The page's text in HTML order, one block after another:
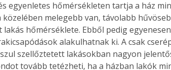
egyenletes hőmérsékleten tartja a ház
közelében melegebb van, távolabb
hőmérséklete. Ebből pedig
alakulhatnak ki. A csak
szellőztetett lakásokban nagyon
tovább tetézheti, ha a házban lakók